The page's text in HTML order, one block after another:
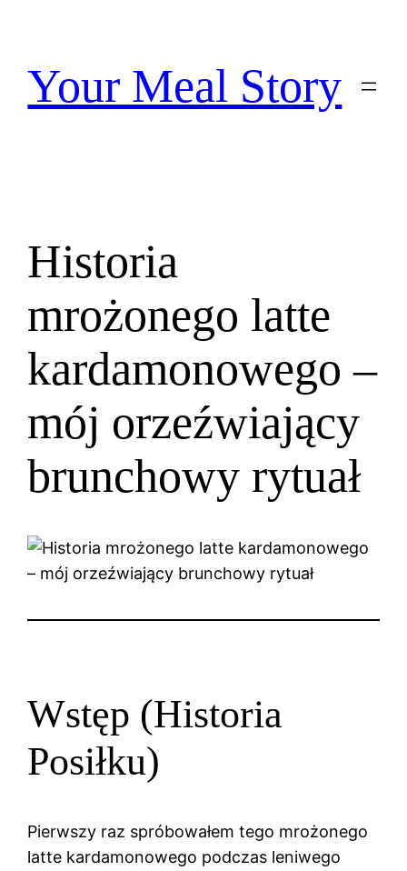
treściYour Meal Story
Historia
mrożonego latte
kardamonowego –
mój orzeźwiający
brunchowy rytuał
Wstęp (Historia
Posiłku)
Pierwszy raz spróbowałem tego mrożonego
latte kardamonowego podczas leniwego